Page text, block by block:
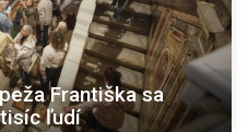
Františka sa
ľudí